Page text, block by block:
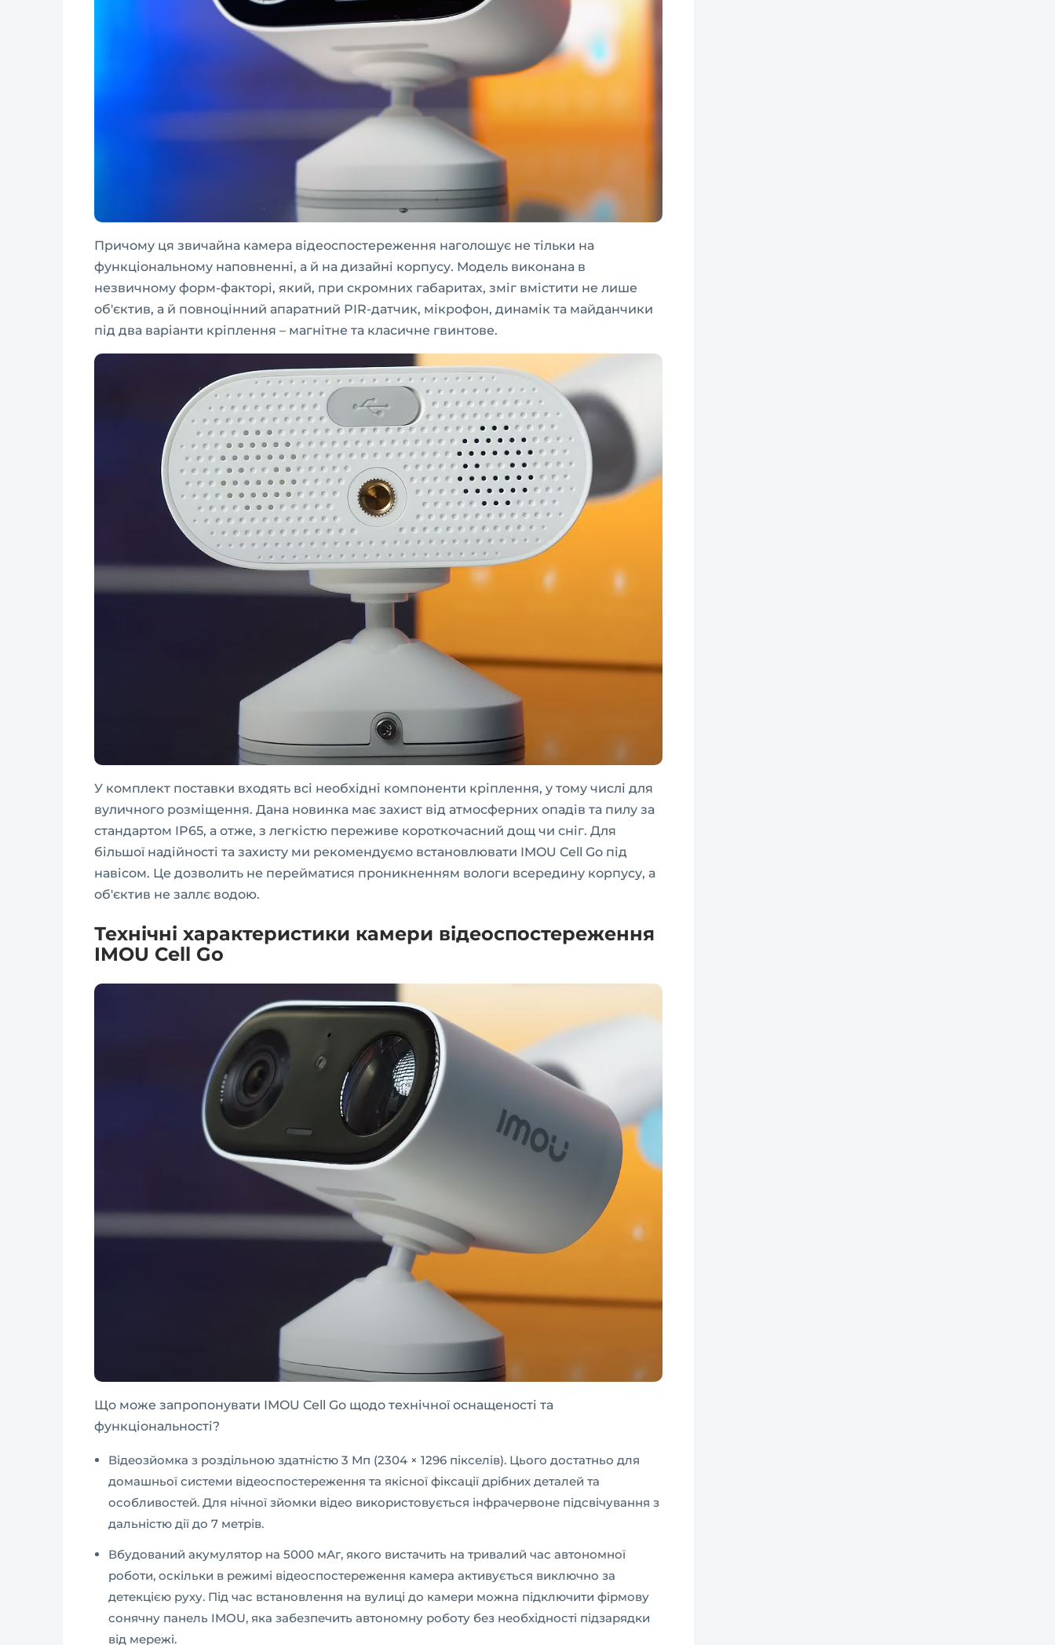
Причому ця звичайна камера відеоспостереження наголошує не тільки на
функціональному наповненні, а й на дизайні корпусу. Модель виконана в
незвичному форм-факторі, який, при скромних габаритах, зміг вмістити не лише
об'єктив, а й повноцінний апаратний PIR-датчик, мікрофон, динамік та майданчики
під два варіанти кріплення – магнітне та класичне гвинтове.
У комплект поставки входять всі необхідні компоненти кріплення, у тому числі для
вуличного розміщення. Дана новинка має захист від атмосферних опадів та пилу за
стандартом IP65, а отже, з легкістю переживе короткочасний дощ чи сніг. Для
більшої надійності та захисту ми рекомендуємо встановлювати IMOU Cell Go під
навісом. Це дозволить не перейматися проникненням вологи всередину корпусу, а
об'єктив не заллє водою.
Технічні характеристики камери відеоспостереження
IMOU Cell Go
Що може запропонувати IMOU Cell Go щодо технічної оснащеності та
функціональності?
Відеозйомка з роздільною здатністю 3 Мп (2304 × 1296 пікселів). Цього достатньо для
домашньої системи відеоспостереження та якісної фіксації дрібних деталей та
особливостей. Для нічної зйомки відео використовується інфрачервоне підсвічування з
дальністю дії до 7 метрів.
Вбудований акумулятор на 5000 мАг, якого вистачить на тривалий час автономної
роботи, оскільки в режимі відеоспостереження камера активується виключно за
детекцією руху. Під час встановлення на вулиці до камери можна підключити фірмову
сонячну панель IMOU, яка забезпечить автономну роботу без необхідності підзарядки
від мережі.